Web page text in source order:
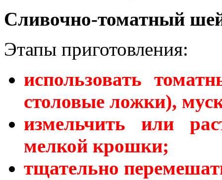
Сливочно-томатный
Этапы приготовления:
использовать
столовые ложки),
измельчить или
мелкой крошки;
тщательно